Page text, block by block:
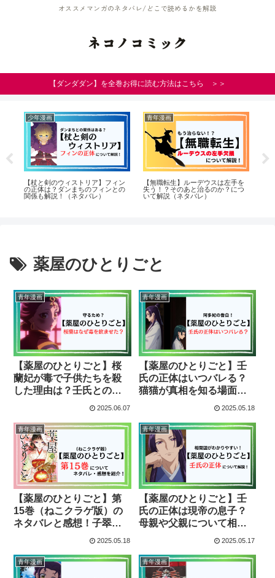
オススメマンガのネタバレ/どこで読めるかを解説
ネコノコミック
【ダンダダン】を全巻お得に読む方法はこちら ＞＞
少年漫画
【杖と剣のウィストリア】フィン
の正体は？ダンまちのフィンとの
関係も解説！（ネタバレ）
青年漫画
【無職転生】ルーデウスは左手を
失う！？そのあと治るのか？につ
いて解説（ネタバレ）
薬屋のひとりごと
青年漫画
【薬屋のひとりごと】桜
蘭妃が毒で子供たちを殺
した理由は？壬氏との約
束の意味をネタバレ解
2025.06.07
青年漫画
【薬屋のひとりごと】壬
氏の正体はいつバレる？
猫猫が真相を知る場面を
2025.05.18
青年漫画
【薬屋のひとりごと】第
15巻（ねこクラゲ版）の
ネタバレと感想！子翠の
正体は楼蘭妃だった!?
2025.05.18
青年漫画
【薬屋のひとりごと】壬
氏の正体は現帝の息子？
母親や父親について相関
図で解説！（ネタバレ）
2025.05.17
青年漫画 青年漫画